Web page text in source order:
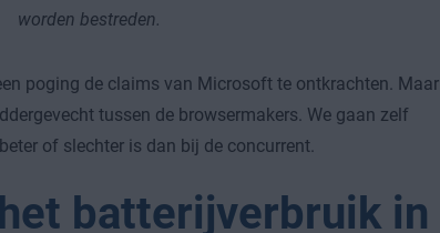
worden bestreden.
poging de claims van Microsoft te ontkrachten. Maar
tussen de browsermakers. We gaan zelf
of slechter is dan bij de concurrent.
batterijverbruik in